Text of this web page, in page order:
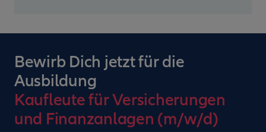
Bewirb Dich jetzt für die
Ausbildung
Kaufleute für Versicherungen
und Finanzanlagen (m/w/d)